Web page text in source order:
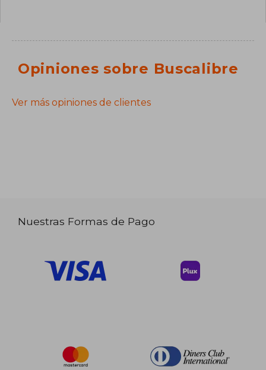
Opiniones sobre Buscalibre
Ver más opiniones de clientes
Nuestras Formas de Pago